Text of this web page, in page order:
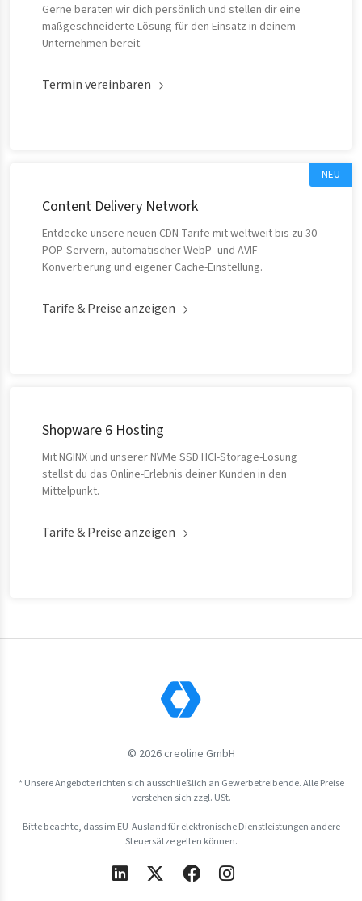
Gerne beraten wir dich persönlich und stellen dir eine
maßgeschneiderte Lösung für den Einsatz in deinem
Unternehmen bereit.
Termin vereinbaren
NEU
Content Delivery Network
Entdecke unsere neuen CDN-Tarife mit weltweit bis zu 30
POP-Servern, automatischer WebP- und AVIF-
Konvertierung und eigener Cache-Einstellung.
Tarife & Preise anzeigen
Shopware 6 Hosting
Mit NGINX und unserer NVMe SSD HCI-Storage-Lösung
stellst du das Online-Erlebnis deiner Kunden in den
Mittelpunkt.
Tarife & Preise anzeigen
© 2026 creoline GmbH
* Unsere Angebote richten sich ausschließlich an Gewerbetreibende. Alle Preise
verstehen sich zzgl. USt.
Bitte beachte, dass im EU-Ausland für elektronische Dienstleistungen andere
Steuersätze gelten können.